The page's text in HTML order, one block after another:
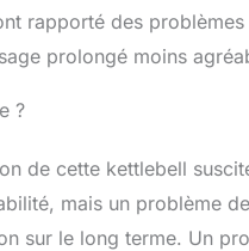
rapporté des
prolongé moins
?
de cette kettlebell
mais un problème
sur le long terme. Un